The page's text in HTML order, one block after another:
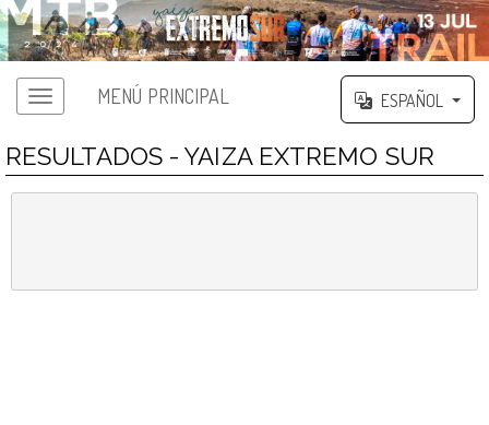
MENÚ PRINCIPAL ESPAÑOL
RESULTADOS - YAIZA EXTREMO SUR